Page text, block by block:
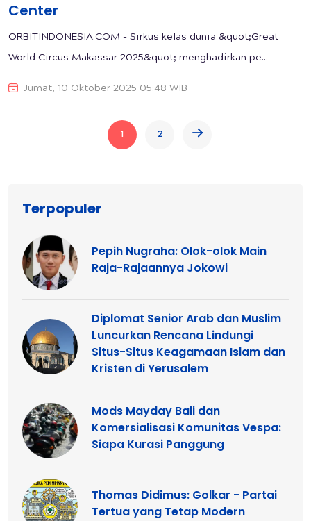
Center
ORBITINDONESIA.COM - Sirkus kelas dunia &quot;Great
World Circus Makassar 2025&quot; menghadirkan pe...
Jumat, 10 Oktober 2025 05:48 WIB
1 2
Terpopuler
Pepih Nugraha: Olok-olok Main
Raja-Rajaannya Jokowi
Diplomat Senior Arab dan Muslim
Luncurkan Rencana Lindungi
Situs-Situs Keagamaan Islam dan
Kristen di Yerusalem
Mods Mayday Bali dan
Komersialisasi Komunitas Vespa:
Siapa Kurasi Panggung
Thomas Didimus: Golkar - Partai
Tertua yang Tetap Modern